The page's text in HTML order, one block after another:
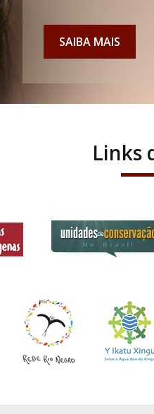
SAIBA MAIS
Links